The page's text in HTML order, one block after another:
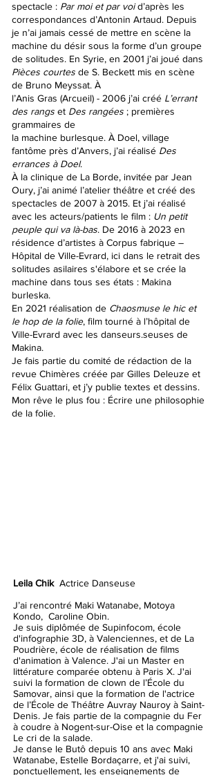
spectacle : Par moi et par void’après les
correspondances d’Antonin Artaud. Depuis
je n’ai jamais cessé de mettre en scène la
machine du désir sous la forme d’un groupe
de solitudes. En Syrie, en 2001 j’ai joué dans
Pièces courtes de S. Beckett mis en scène
de Bruno Meyssat. À
l’Anis Gras (Arcueil) - 2006 j’ai créé L’errant
des rangs et Des rangées ; premières
grammaires de
la machine burlesque. À Doel, village
fantôme près d’Anvers, j’ai réalisé Des
errances à Doel.
À la clinique de La Borde, invitée par Jean
Oury, j’ai animé l’atelier théâtre et créé des
spectacles de 2007 à 2015. Et j’ai réalisé
avec les acteurs/patients le film : Un petit
peuple qui va là-bas. De 2016 à 2023 en
résidence d’artistes à Corpus fabrique –
Hôpital de Ville-Evrard, ici dans le retrait des
solitudes asilaires s'élabore et se crée la
machine dans tous ses états : Makina
burleska.
En 2021 réalisation de Chaosmuse le hic et
le hop de la folie, film tourné à l’hôpital de
Ville-Evrard avec les danseurs.seuses de
Makina.
Je fais partie du comité de rédaction de la
revue Chimères créée par Gilles Deleuze et
Félix Guattari, et j’y publie textes et dessins.
Mon rêve le plus fou : Écrire une philosophie
de la folie.
Leila Chik Actrice Danseuse
J’ai rencontré Maki Watanabe, Motoya
Kondo, Caroline Obin.
Je suis diplômée de Supinfocom, école
d'infographie 3D, à Valenciennes, et de La
Poudrière, école de réalisation de films
d'animation à Valence. J'ai un Master en
littérature comparée obtenu à Paris X. J'ai
suivi la formation de clown de l’École du
Samovar, ainsi que la formation de l'actrice
de l’École de Théâtre Auvray Nauroy à Saint-
Denis. Je fais partie de la compagnie du Fer
à coudre à Nogent-sur-Oise et la compagnie
Le cri de la salade.
Je danse le Butô depuis 10 ans avec Maki
Watanabe, Estelle Bordaçarre, et j'ai suivi,
ponctuellement, les enseignements de